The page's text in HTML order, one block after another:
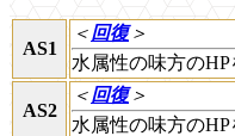
AS1
＜回復＞
水属性の味方の
AS2
＜回復＞
水属性の味方の